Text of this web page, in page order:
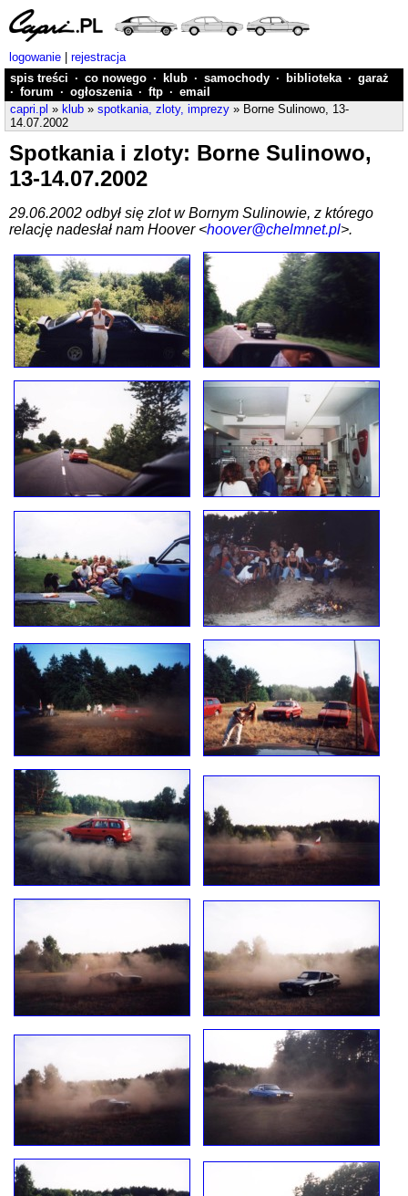
logowanie
rejestracja
spis treści · co nowego · klub · samochody · biblioteka · garaż
· forum · ogłoszenia · ftp · email
capri.pl » klub » spotkania, zloty, imprezy » Borne Sulinowo, 13-
14.07.2002
Spotkania i zloty: Borne Sulinowo,
13-14.07.2002
29.06.2002 odbył się zlot w Bornym Sulinowie, z którego
relację nadesłał nam Hoover <hoover@chelmnet.pl>.